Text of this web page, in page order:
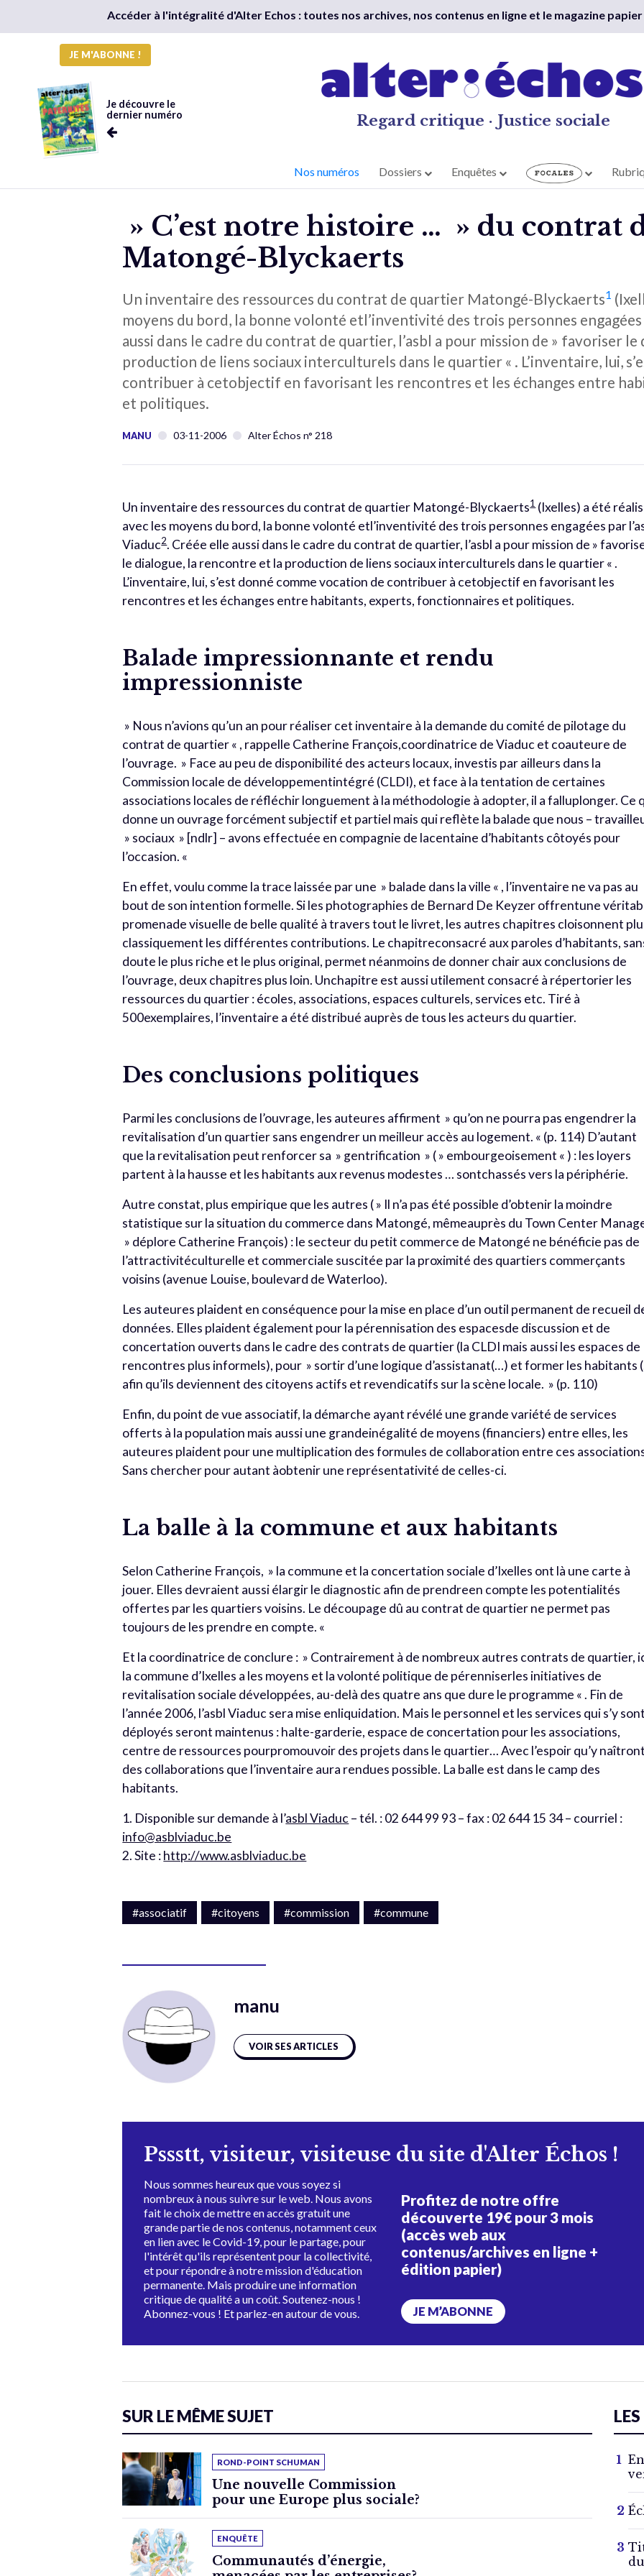
Accéder à l'intégralité d'Alter Echos : toutes nos archives, nos contenus en ligne et le magazine
JE M'ABONNE !
Je découvre le
dernier numéro
Regard critique · Justice sociale
Nos numéros Dossiers Enquêtes
» C’est notre histoire … » du contrat
Matongé-Blyckaerts
Un inventaire des ressources du contrat de quartier Matongé-Blyckaerts1
moyens du bord, la bonne volonté etl’inventivité des trois personnes engagées
aussi dans le cadre du contrat de quartier, l’asbl a pour mission de » favoriser
production de liens sociaux interculturels dans le quartier « . L’inventaire, lui,
contribuer à cetobjectif en favorisant les rencontres et les échanges entre
et politiques.
MANU 03-11-2006 Alter Échos n° 218
Un inventaire des ressources du contrat de quartier Matongé-Blyckaerts1(Ixelles) a été
avec les moyens du bord, la bonne volonté etl’inventivité des trois personnes engagées par
Viaduc2. Créée elle aussi dans le cadre du contrat de quartier, l’asbl a pour mission de »
le dialogue, la rencontre et la production de liens sociaux interculturels dans le quartier « .
L’inventaire, lui, s’est donné comme vocation de contribuer à cetobjectif en favorisant les
rencontres et les échanges entre habitants, experts, fonctionnaires et politiques.
Balade impressionnante et rendu
impressionniste
» Nous n’avions qu’un an pour réaliser cet inventaire à la demande du comité de pilotage du
contrat de quartier « , rappelle Catherine François,coordinatrice de Viaduc et coauteure de
l’ouvrage. » Face au peu de disponibilité des acteurs locaux, investis par ailleurs dans la
Commission locale de développementintégré (CLDI), et face à la tentation de certaines
associations locales de réfléchir longuement à la méthodologie à adopter, il a falluplonger. Ce
donne un ouvrage forcément subjectif et partiel mais qui reflète la balade que nous –
» sociaux » [ndlr] – avons effectuée en compagnie de lacentaine d’habitants côtoyés pour
l’occasion. «
En effet, voulu comme la trace laissée par une » balade dans la ville « , l’inventaire ne va pas au
bout de son intention formelle. Si les photographies de Bernard De Keyzer offrentune
promenade visuelle de belle qualité à travers tout le livret, les autres chapitres cloisonnent
classiquement les différentes contributions. Le chapitreconsacré aux paroles d’habitants,
doute le plus riche et le plus original, permet néanmoins de donner chair aux conclusions de
l’ouvrage, deux chapitres plus loin. Unchapitre est aussi utilement consacré à répertorier les
ressources du quartier : écoles, associations, espaces culturels, services etc. Tiré à
500exemplaires, l’inventaire a été distribué auprès de tous les acteurs du quartier.
Des conclusions politiques
Parmi les conclusions de l’ouvrage, les auteures affirment » qu’on ne pourra pas engendrer la
revitalisation d’un quartier sans engendrer un meilleur accès au logement. « (p. 114) D’autant
que la revitalisation peut renforcer sa » gentrification » ( » embourgeoisement « ) : les loyers
partent à la hausse et les habitants aux revenus modestes … sontchassés vers la périphérie.
Autre constat, plus empirique que les autres ( » Il n’a pas été possible d’obtenir la moindre
statistique sur la situation du commerce dans Matongé, mêmeauprès du Town Center
» déplore Catherine François) : le secteur du petit commerce de Matongé ne bénéficie pas de
l’attractivitéculturelle et commerciale suscitée par la proximité des quartiers commerçants
voisins (avenue Louise, boulevard de Waterloo).
Les auteures plaident en conséquence pour la mise en place d’un outil permanent de recueil
données. Elles plaident également pour la pérennisation des espacesde discussion et de
concertation ouverts dans le cadre des contrats de quartier (la CLDI mais aussi les espaces de
rencontres plus informels), pour » sortir d’une logique d’assistanat(…) et former les habitants
afin qu’ils deviennent des citoyens actifs et revendicatifs sur la scène locale. » (p. 110)
Enfin, du point de vue associatif, la démarche ayant révélé une grande variété de services
offerts à la population mais aussi une grandeinégalité de moyens (financiers) entre elles, les
auteures plaident pour une multiplication des formules de collaboration entre ces
Sans chercher pour autant àobtenir une représentativité de celles-ci.
La balle à la commune et aux habitants
Selon Catherine François, » la commune et la concertation sociale d’Ixelles ont là une carte à
jouer. Elles devraient aussi élargir le diagnostic afin de prendreen compte les potentialités
offertes par les quartiers voisins. Le découpage dû au contrat de quartier ne permet pas
toujours de les prendre en compte. «
Et la coordinatrice de conclure : » Contrairement à de nombreux autres contrats de quartier,
la commune d’Ixelles a les moyens et la volonté politique de pérenniserles initiatives de
revitalisation sociale développées, au-delà des quatre ans que dure le programme « . Fin de
l’année 2006, l’asbl Viaduc sera mise enliquidation. Mais le personnel et les services qui s’y
déployés seront maintenus : halte-garderie, espace de concertation pour les associations,
centre de ressources pourpromouvoir des projets dans le quartier… Avec l’espoir qu’y
des collaborations que l’inventaire aura rendues possible. La balle est dans le camp des
habitants.
1. Disponible sur demande à l’asbl Viaduc – tél. : 02 644 99 93 – fax : 02 644 15 34 – courriel :
info@asblviaduc.be
2. Site :http://www.asblviaduc.be
#associatif #citoyens #commission #commune
manu
VOIR SES ARTICLES
Pssstt, visiteur, visiteuse du site d'Alter Échos !
Nous sommes heureux que vous soyez si
nombreux à nous suivre sur le web. Nous avons
fait le choix de mettre en accès gratuit une
grande partie de nos contenus, notamment ceux
en lien avec le Covid-19, pour le partage, pour
l'intérêt qu'ils représentent pour la collectivité,
et pour répondre à notre mission d'éducation
permanente. Mais produire une information
critique de qualité a un coût. Soutenez-nous !
Abonnez-vous ! Et parlez-en autour de vous.
Profitez de notre offre
découverte 19€ pour 3 mois
(accès web aux
contenus/archives en ligne +
édition papier)
JE M’ABONNE
SUR LE MÊME SUJET
ROND-POINT SCHUMAN
Une nouvelle Commission
pour une Europe plus sociale?
ENQUÊTE
Communautés d’énergie,